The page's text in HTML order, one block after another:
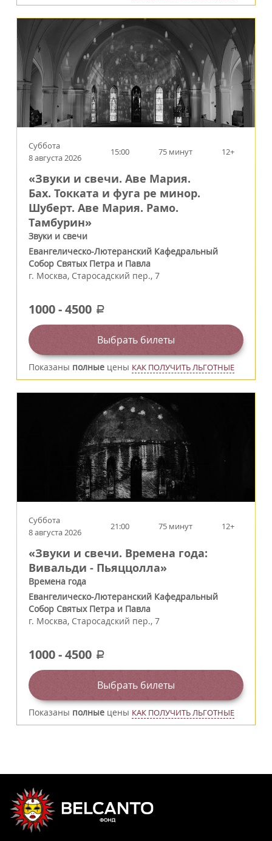
Суббота
8 августа 2026
15:00 75 минут 12+
«Звуки и свечи. Аве Мария.
Бах. Токката и фуга ре минор.
Шуберт. Аве Мария. Рамо.
Тамбурин»
Звуки и свечи
Евангелическо-Лютеранский Кафедральный
Собор Святых Петра и Павла
г. Москва, Старосадский пер., 7
1000-4500 a
Выбрать билеты
Показаны полные цены КАК ПОЛУЧИТЬ ЛЬГОТНЫЕ
Суббота
8 августа 2026
21:00 75 минут 12+
«Звуки и свечи. Времена года:
Вивальди - Пьяццолла»
Времена года
Евангелическо-Лютеранский Кафедральный
Собор Святых Петра и Павла
г. Москва, Старосадский пер., 7
1000-4500 a
Выбрать билеты
Показаны полные цены КАК ПОЛУЧИТЬ ЛЬГОТНЫЕ